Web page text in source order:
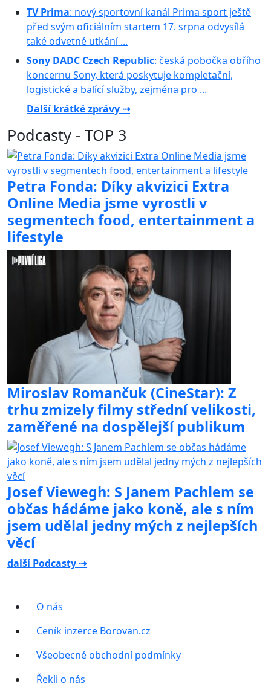
TV Prima: nový sportovní kanál Prima sport ještě
před svým oficiálním startem 17. srpna odvysílá
také odvetné utkání ...
Sony DADC Czech Republic: česká pobočka obřího
koncernu Sony, která poskytuje kompletační,
logistické a balící služby, zejména pro ...
Další krátké zprávy ⇢
Podcasty - TOP 3
Petra Fonda: Díky akvizici Extra
Online Media jsme vyrostli v
segmentech food, entertainment a
lifestyle
Miroslav Romančuk (CineStar): Z
trhu zmizely filmy střední velikosti,
zaměřené na dospělejší publikum
Josef Viewegh: S Janem Pachlem se
občas hádáme jako koně, ale s ním
jsem udělal jedny mých z nejlepších
věcí
další Podcasty ⇢
O nás
Ceník inzerce Borovan.cz
Všeobecné obchodní podmínky
Řekli o nás